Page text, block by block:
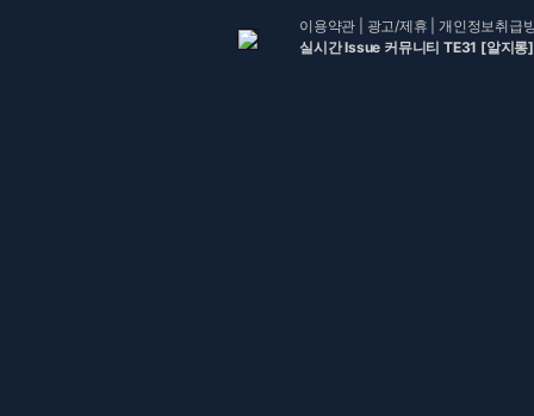
이용약관 광고/제휴 |개인정보취급
실시간 Issue 커뮤니티 TE31 [알지